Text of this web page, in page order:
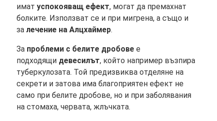
иматуспокояващ ефект, могат да премахнат
болките. Използват се и при мигрена, а също и
залечение на Алцхаймер.
За проблеми с белите дробове е
подходящи девесилът, който например възпира
туберкулозата. Той предизвиква отделяне на
секрети и затова има благоприятен ефект не
само при белите дробове, но и при заболявания
на стомаха, червата, жлъчката.